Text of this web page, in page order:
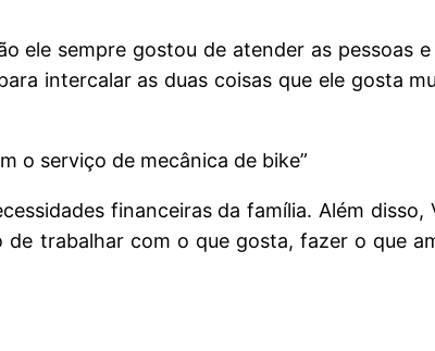
ele sempre gostou de atender as pessoas
intercalar as duas coisas que ele gosta
o serviço de mecânica de bike”
financeiras da família. Além disso,
trabalhar com o que gosta, fazer o que